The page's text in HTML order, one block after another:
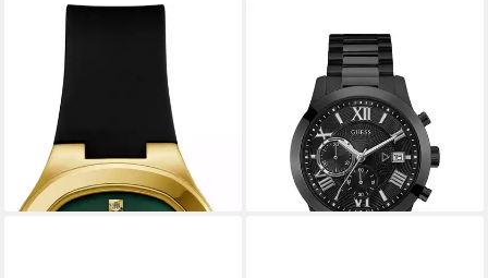
Quarzuhr EVE GW0658L1,
Armbanduhr, Damenuhr
ab 117,00 €
149,00 €
lieferbar - in 1-2 Werktagen bei dir
Mechanische Uhr ATLAS, (1-
240,00 €
lieferbar - in 2-3 Werktagen bei dir